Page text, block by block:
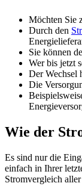
Möchten Sie
Durch den
Sie können
Wer bis jetzt
Der Wechsel
Die
Wie der
Es sind nur die
einfach in Ihrer
Stromvergleich